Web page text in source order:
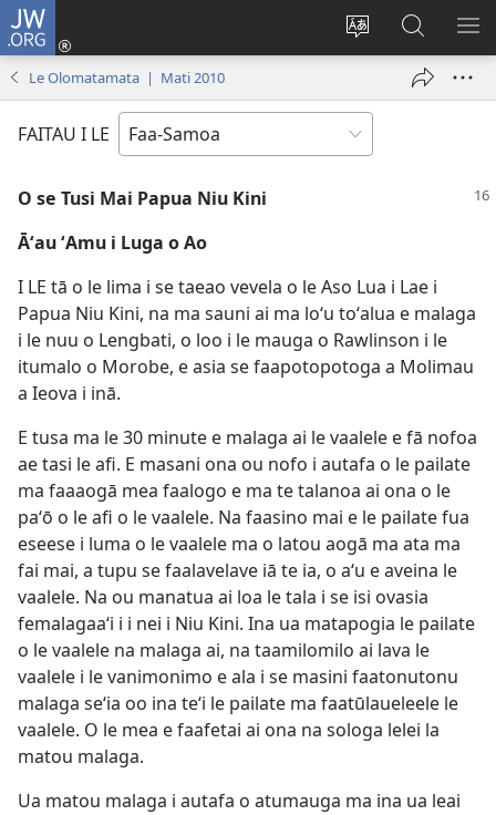
JW.ORG
Sui
gagana
o
le
Log
isi
Suʻe
le
Le Olomatamata | Mati 2010
FAITAU I LE
O se Tusi Mai Papua Niu Kini
Āʻau ʻAmu i Luga o Ao
I LE tā o le lima i se taeao vevela o le Aso Lua i Lae i
Papua Niu Kini, na ma sauni ai ma loʻu toʻalua e malaga
i le nuu o Lengbati, o loo i le mauga o Rawlinson i le
itumalo o Morobe, e asia se faapotopotoga a Molimau
a Ieova i inā.
E tusa ma le 30 minute e malaga ai le vaalele e fā nofoa
ae tasi le afi. E masani ona ou nofo i autafa o le pailate
ma faaaogā mea faalogo e ma te talanoa ai ona o le
paʻō o le afi o le vaalele. Na faasino mai e le pailate fua
eseese i luma o le vaalele ma o latou aogā ma ata ma
fai mai, a tupu se faalavelave iā te ia, o aʻu e aveina le
vaalele. Na ou manatua ai loa le tala i se isi ovasia
femalagaaʻi i i nei i Niu Kini. Ina ua matapogia le pailate
o le vaalele na malaga ai, na taamilomilo ai lava le
vaalele i le vanimonimo e ala i se masini faatonutonu
malaga seʻia oo ina teʻi le pailate ma faatūlaueleele le
vaalele. O le mea e faafetai ai ona na sologa lelei la
matou malaga.
Ua matou malaga i autafa o atumauga ma ina ua leai